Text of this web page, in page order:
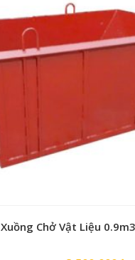
Xuồng Chở Vật Liệu 0.9m3